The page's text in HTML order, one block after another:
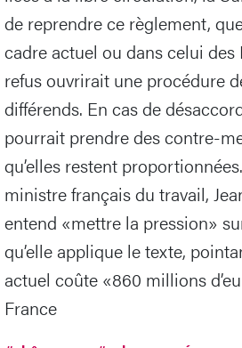
de reprendre ce règlement,
cadre actuel ou dans celui des
refus ouvrirait une procédure
différends. En cas de
pourrait prendre des contre-
qu’elles restent
ministre français du travail,
entend «mettre la pression»
qu’elle applique le texte,
actuel coûte «860 millions
France